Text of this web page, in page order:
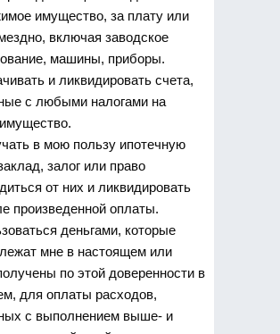
имущество, за плату или
включая заводское
машины, приборы.
и ликвидировать счета,
с любыми налогами на
в мою пользу ипотечную
залог или право
от них и ликвидировать
произведенной оплаты.
деньгами, которые
мне в настоящем или
по этой доверенности в
для оплаты расходов,
с выполнением выше- и